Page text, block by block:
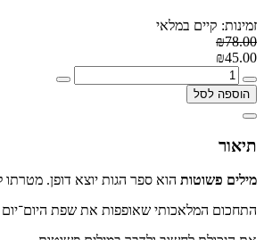
זמינות: קיים במלאי
₪78.00
₪45.00
הוספה לסל
תיאור
מילים פשוטות הוא ספר הגות יוצא דופן.
התחכום המלאכותי שאופפות את שפת היום־יום